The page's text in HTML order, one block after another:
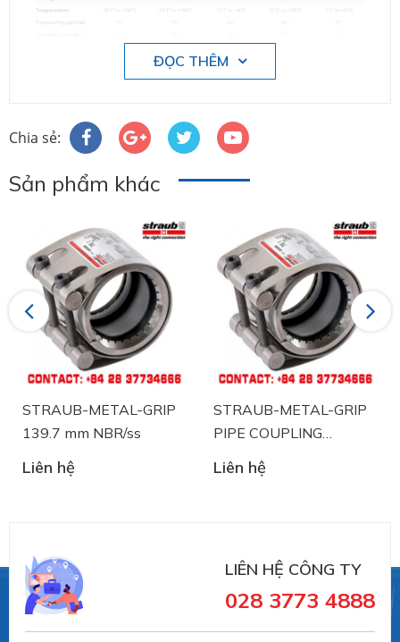
Straublà nhà sản xuất thiết bị khớp nối ống và
ĐỌC THÊM
Chia sẻ:
Sản phẩm khác
Previous
STRAUB-METAL-GRIP
139.7 mm NBR/ss
Liên hệ
STRAUB-METAL-GRIP
PIPE COUPLING
STRAUB 88.9 mm
NBR/ss
Liên hệ
Next
LIÊN HỆ CÔNG TY
028 3773 4888